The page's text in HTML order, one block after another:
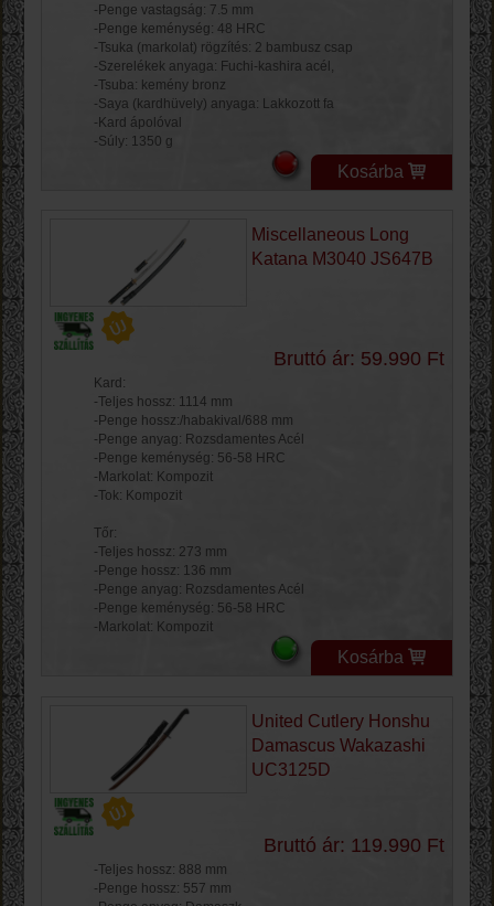
-Penge vastagság: 7.5 mm
-Penge keménység: 48 HRC
-Tsuka (markolat) rögzítés: 2 bambusz csap
-Szerelékek anyaga: Fuchi-kashira acél,
-Tsuba: kemény bronz
-Saya (kardhüvely) anyaga: Lakkozott fa
-Kard ápolóval
-Súly: 1350 g
Kosárba
Miscellaneous Long
Katana M3040 JS647B
Bruttó ár: 59.990 Ft
Kard:
-Teljes hossz: 1114 mm
-Penge hossz:/habakival/688 mm
-Penge anyag: Rozsdamentes Acél
-Penge keménység: 56-58 HRC
-Markolat: Kompozit
-Tok: Kompozit
Tőr:
-Teljes hossz: 273 mm
-Penge hossz: 136 mm
-Penge anyag: Rozsdamentes Acél
-Penge keménység: 56-58 HRC
-Markolat: Kompozit
Kosárba
United Cutlery Honshu
Damascus Wakazashi
UC3125D
Bruttó ár: 119.990 Ft
-Teljes hossz: 888 mm
-Penge hossz: 557 mm